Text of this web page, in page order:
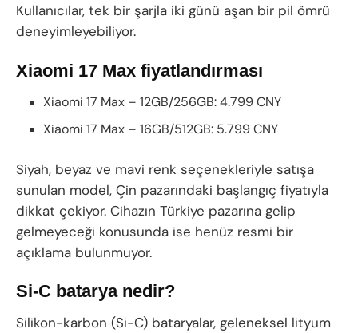
Kullanıcılar, tek bir şarjla iki günü aşan bir pil ömrü
deneyimleyebiliyor.
Xiaomi 17 Max fiyatlandırması
Xiaomi 17 Max – 12GB/256GB: 4.799 CNY
Xiaomi 17 Max – 16GB/512GB: 5.799 CNY
Siyah, beyaz ve mavi renk seçenekleriyle satışa
sunulan model, Çin pazarındaki başlangıç fiyatıyla
dikkat çekiyor. Cihazın Türkiye pazarına gelip
gelmeyeceği konusunda ise henüz resmi bir
açıklama bulunmuyor.
Si-C batarya nedir?
Silikon-karbon (Si-C) bataryalar, geleneksel lityum